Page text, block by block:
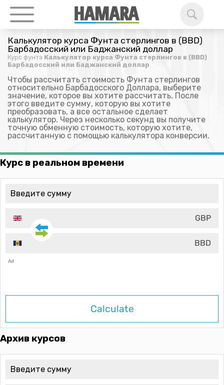
Калькулятор курса Фунта стерлингов в (BBD)
Барбадосский или Баджанский доллар
Курс фунта Калькулятор курса Фунта стерлингов в (BBD)
Барбадосский или Баджанский доллар
Чтобы рассчитать стоимость Фунта стерлингов
относительно Барбадосского Доллара, выберите
значение, которое вы хотите рассчитать. После
этого введите сумму, которую вы хотите
преобразовать, а все остальное сделает
калькулятор. Через несколько секунд вы получите
точную обменную стоимость, которую хотите,
рассчитанную с помощью калькулятора конверсии.
Курс в реальном времени
GBP
BBD
Ad
Calculate
Архив курсов